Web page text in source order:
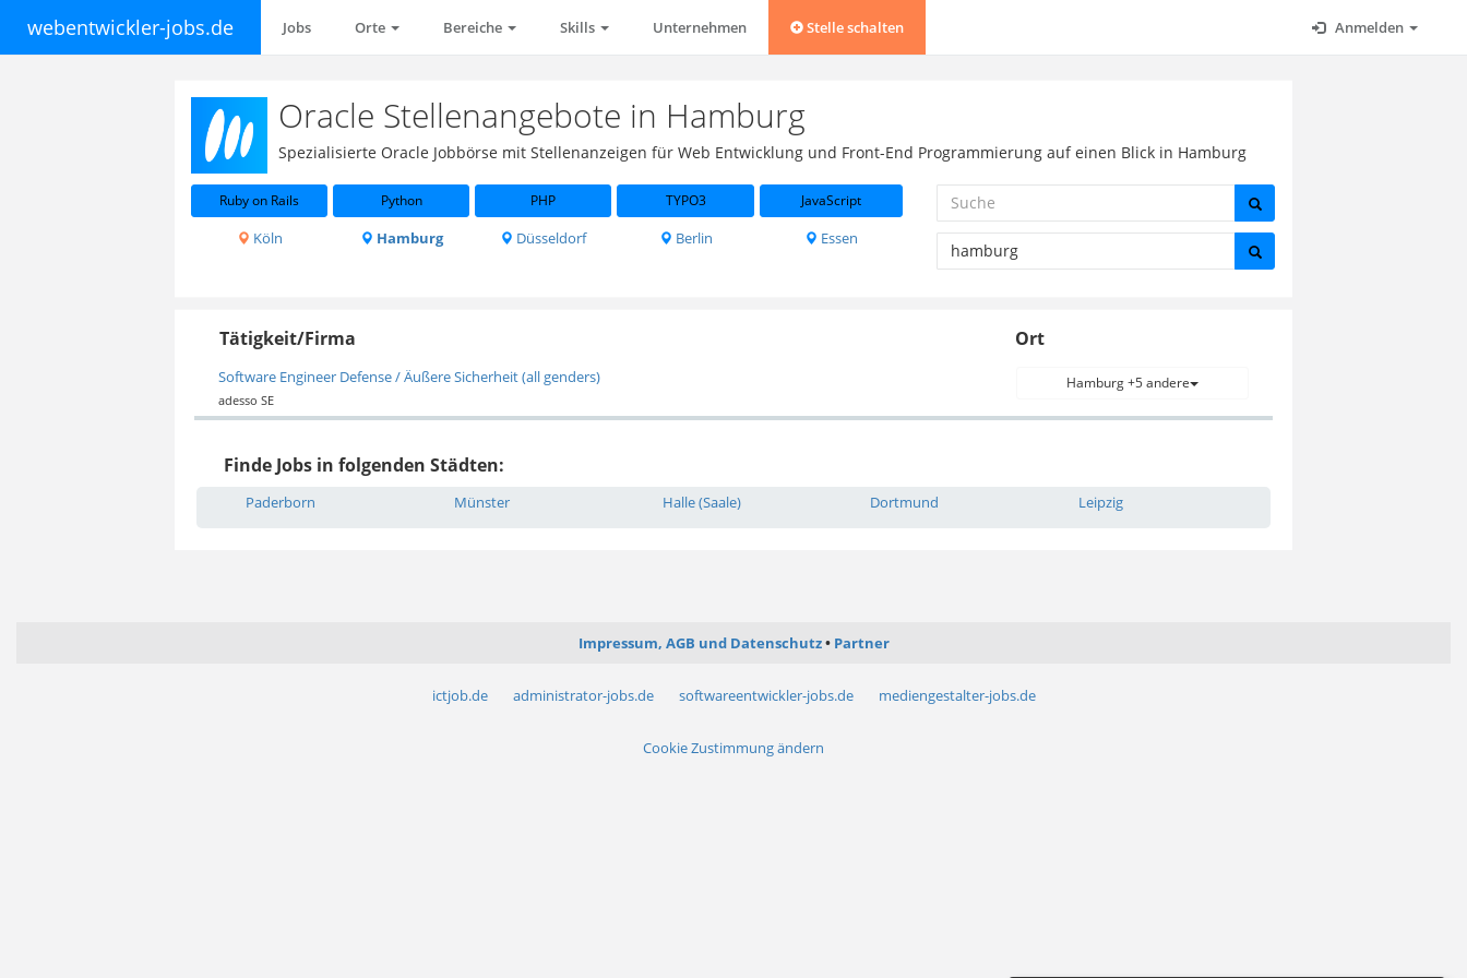
webentwickler-jobs.de Jobs Orte Bereiche Skills Unternehmen Stelle schalten Anmelden
Oracle Stellenangebote in Hamburg
Spezialisierte Oracle Jobbörse mit Stellenanzeigen für Web Entwicklung und Front-End Programmierung auf einen Blick in Hamburg
Ruby on Rails Python PHP TYPO3 JavaScript
Köln Hamburg Düsseldorf Berlin Essen
Tätigkeit/Firma Ort
Software Engineer Defense / Äußere Sicherheit (all genders)
adesso SE
Hamburg +5 andere
Finde Jobs in folgenden Städten:
Paderborn Münster Halle (Saale) Dortmund Leipzig
Impressum, AGB und Datenschutz Partner
ictjob.de administrator-jobs.de softwareentwickler-jobs.de mediengestalter-jobs.de
Cookie Zustimmung ändern